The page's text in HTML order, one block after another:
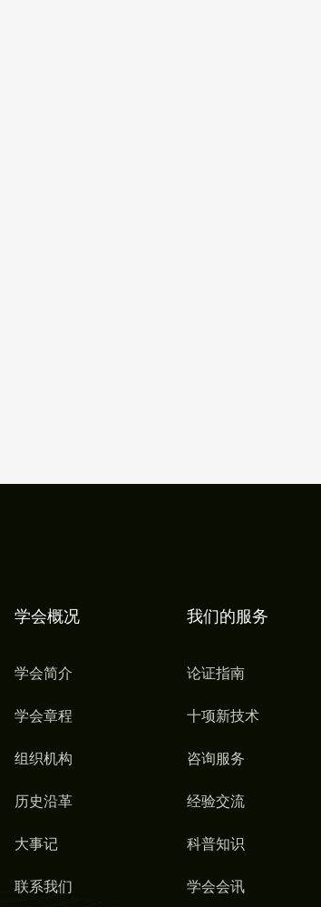
学会概况
学会简介
学会章程
组织机构
历史沿革
大事记
联系我们
我们的服务
论证指南
十项新技术
咨询服务
经验交流
科普知识
学会会讯